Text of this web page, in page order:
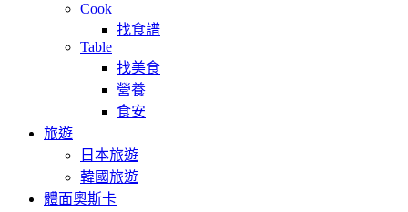
Cook
找食譜
Table
找美食
營養
食安
旅遊
日本旅遊
韓國旅遊
體面奧斯卡